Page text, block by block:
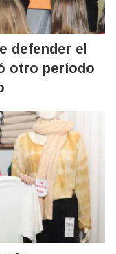
defender el
otro período